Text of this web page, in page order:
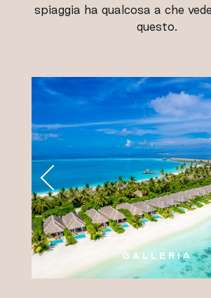
spiaggia ha qualcosa a che
questo.
GALLERIA